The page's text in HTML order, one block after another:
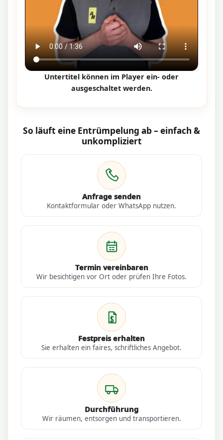
Untertitel können im Player ein- oder
ausgeschaltet werden.
So läuft eine Entrümpelung ab – einfach &
unkompliziert
Anfrage senden
Kontaktformular oder WhatsApp nutzen.
Termin vereinbaren
Wir besichtigen vor Ort oder prüfen Ihre Fotos.
Festpreis erhalten
Sie erhalten ein faires, schriftliches Angebot.
Durchführung
Wir räumen, entsorgen und transportieren.